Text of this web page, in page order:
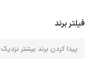
فیلتر برند